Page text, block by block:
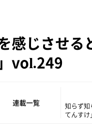
感じさせる
vol.249
連載一覧
知らず
てんす